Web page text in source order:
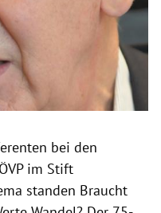
bei den
ÖVPim Stift
standen Braucht